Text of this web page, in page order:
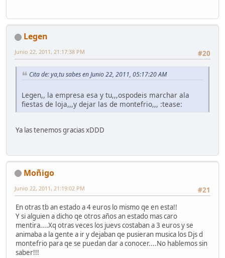
Legen
#20
Junio 22, 2011, 21:17:38 PM
Cita de: ya,tu sabes en Junio 22, 2011, 05:17:20 AM
Legen,, la empresa esa y tu,,,ospodeis marchar ala
fiestas de loja,,,y dejar las de montefrio,,, :tease:
Ya las tenemos gracias xDDD
Moñigo
#21
Junio 22, 2011, 21:19:02 PM
En otras tb an estado a 4 euros lo mismo qe en esta!!
Y si alguien a dicho qe otros años an estado mas caro
mentira....Xq otras veces los juevs costaban a 3 euros y se
animaba a la gente a ir y dejaban qe pusieran musica los Djs d
montefrio para qe se puedan dar a conocer....No hablemos sin
saber!!!